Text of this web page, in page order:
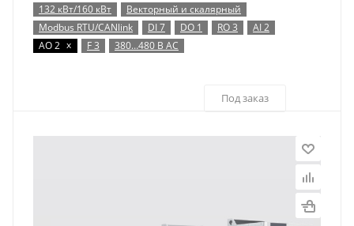
132 кВт/160 кВт
Векторный и скалярный
Modbus RTU/CANlink
DI 7 DO 1 RO 3
AI 2
AO 2 x F 3 380…480 В AC
Под заказ